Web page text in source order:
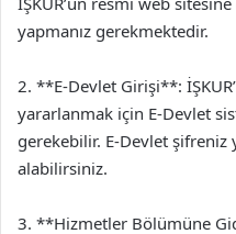
yapmanız gerekmektedir.
2. **E-Devlet Girişi**:
yararlanmak için E-Devlet
gerekebilir. E-Devlet şifreniz
alabilirsiniz.
3. **Hizmetler Bölümüne